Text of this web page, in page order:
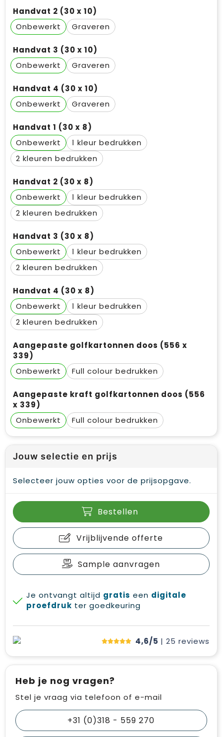
Handvat 2 (30 x 10)
Onbewerkt
Graveren
Handvat 3 (30 x 10)
Onbewerkt
Graveren
Handvat 4 (30 x 10)
Onbewerkt
Graveren
Handvat 1 (30 x 8)
Onbewerkt
1
2
Handvat 2 (30 x 8)
Onbewerkt
1
2
Handvat 3 (30 x 8)
Onbewerkt
1
2
Handvat 4 (30 x 8)
Onbewerkt
1
2
Aangepaste golfkartonnen doos (556 x
339)
Onbewerkt
Full colour
Aangepaste kraft golfkartonnen doos (556
x 339)
Onbewerkt
Full colour
Jouw selectie en prijs
Selecteer jouw opties voor de prijsopgave.
Bestellen
Vrijblijvende offerte
Sample aanvragen
Je ontvangt altijd gratis een digitale
proefdruk ter goedkeuring
4,6/5 | 25 reviews
Heb je nog vragen?
Stel je vraag via telefoon of e-mail
+31 (0)318 - 559 270